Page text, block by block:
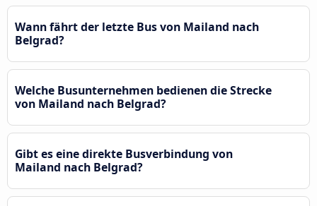
Wann fährt der letzte Bus von Mailand nach
Belgrad?
Welche Busunternehmen bedienen die Strecke
von Mailand nach Belgrad?
Gibt es eine direkte Busverbindung von
Mailand nach Belgrad?